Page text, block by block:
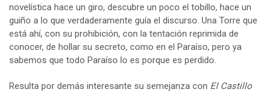
novelística hace un giro, descubre un poco el tobillo, hace un
guiño a lo que verdaderamente guía el discurso. Una Torre que
está ahí, con su prohibición, con la tentación reprimida de
conocer, de hollar su secreto, como en el Paraíso, pero ya
sabemos que todo Paraíso lo es porque es perdido.
Resulta por demás interesante su semejanza con El Castillo